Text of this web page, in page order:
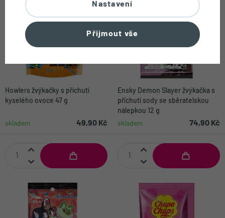
Howlers žvýkačky s příchutí
kyselého ovoce 47 g
skladem 49,90 Kč
Ensky Demon Slayer žvýkačka s
příchutí sody se sběratelskou
nálepkou 12 g
skladem
74,90 Kč
Nastavení
Přijmout vše